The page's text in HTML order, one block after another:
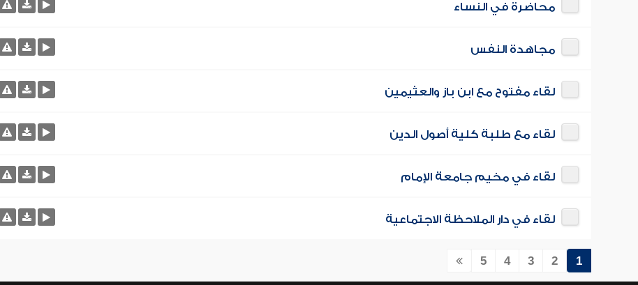
محاضرة في النساء
مجاهدة النفس
لقاء مفتوح مع ابن باز والعثيمين
لقاء مع طلبة كلية أصول الدين
لقاء في مخيم جامعة الإمام
لقاء في دار الملاحظة الاجتماعية
1
2
3
4
5